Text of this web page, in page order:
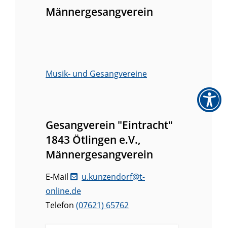
Männergesangverein
Gesangverein "Eintracht"
1843 Ötlingen e.V.,
Männergesangverein
E-Mail
u.kunzendorf@t-
online.de
Telefon (07621) 65762
Musik- und Gesangvereine